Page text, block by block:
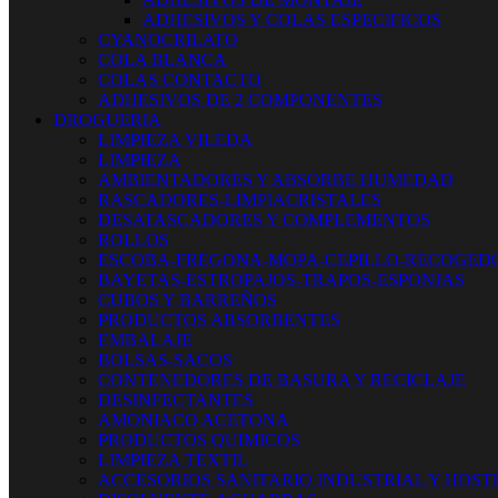
ADHESIVOS Y COLAS ESPECIFICOS
CYANOCRILATO
COLA BLANCA
COLAS CONTACTO
ADHESIVOS DE 2 COMPONENTES
DROGUERIA
LIMPIEZA VILEDA
LIMPIEZA
AMBIENTADORES Y ABSORBE HUMEDAD
RASCADORES-LIMPIACRISTALES
DESATASCADORES Y COMPLEMENTOS
ROLLOS
ESCOBA-FREGONA-MOPA-CEPILLO-
BAYETAS-ESTROPAJOS-TRAPOS-ESPONJAS
CUBOS Y BARREÑOS
PRODUCTOS ABSORBENTES
EMBALAJE
BOLSAS-SACOS
CONTENEDORES DE BASURA Y RECICLAJE
DESINFECTANTES
AMONIACO ACETONA
PRODUCTOS QUIMICOS
LIMPIEZA TEXTIL
ACCESORIOS SANITARIO INDUSTRIAL Y